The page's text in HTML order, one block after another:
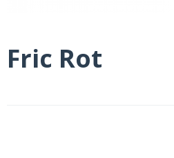
Fric Rot